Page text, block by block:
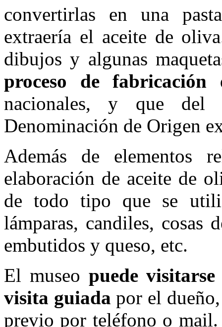
convertirlas en una
extraería el aceite de
dibujos y algunas
proceso de fabricación
nacionales, y que del
Denominación de Origen
Además de elementos
elaboración de aceite de
de todo tipo que se
lámparas, candiles, cosas
embutidos y queso, etc.
El museo puede
visita guiada por el
previo por teléfono o mail.